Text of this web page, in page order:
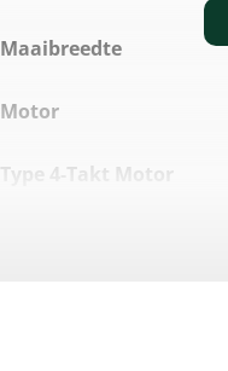
Maaibreedte
Motor
Type 4-Takt Motor